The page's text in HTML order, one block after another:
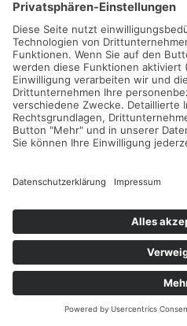
Amphitheatre Parkway,
States (“Google”).
Im Rahmen von Google
genannte Conversion-Tracking.
Google geschaltete Anzeige
Conversion-Tracking gesetzt.
um kleine Textdateien, die der
Identifizierung der Nutzer.
Seiten dieser Website und das
abgelaufen, können Google
Nutzer auf die Anzeige geklickt
weitergeleitet wurde.